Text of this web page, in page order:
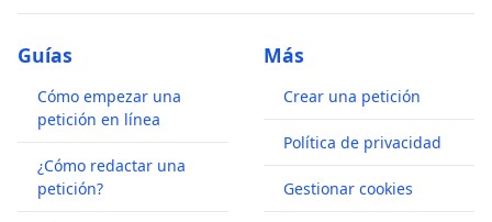
Guías
Cómo empezar una
petición en línea
¿Cómo redactar una
petición?
Más
Crear una petición
Política de privacidad
Gestionar cookies